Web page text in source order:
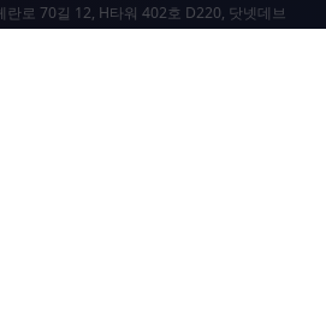
로 70길 12, H타워 402호 D220, 닷넷데브